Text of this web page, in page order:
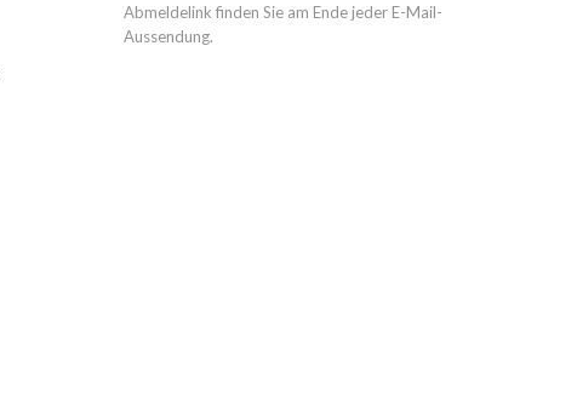
Abmeldelink finden Sie am Ende jeder E-Mail-
Aussendung.